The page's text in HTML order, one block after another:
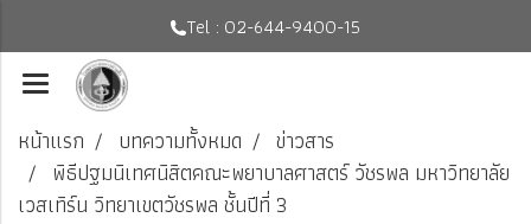
Tel : 02-644-9400-15
หน้าแรก บทความทั้งหมด
ข่าวสาร
พิธีปฐมนิเทศนิสิตคณะพยาบาลศาสตร์ วัชรพล มหาวิทยาลัย
เวสเทิร์น วิทยาเขตวัชรพล ชั้นปีที่ 3